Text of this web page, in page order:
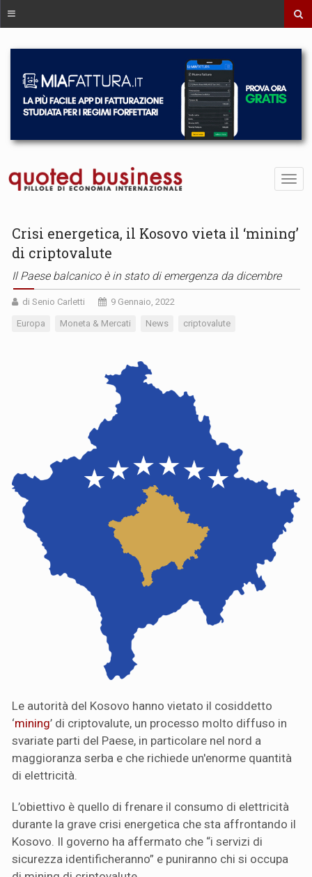
Crisi energetica, il Kosovo vieta il ‘mining’
di criptovalute
Il Paese balcanico è in stato di emergenza da dicembre
di Senio Carletti 9 Gennaio, 2022
Europa Moneta & Mercati News criptovalute
Le autorità del Kosovo hanno vietato il cosiddetto
‘mining’ di criptovalute, un processo molto diffuso in
svariate parti del Paese, in particolare nel nord a
maggioranza serba e che richiede un'enorme quantità
di elettricità.
L’obiettivo è quello di frenare il consumo di elettricità
durante la grave crisi energetica che sta affrontando il
Kosovo. Il governo ha affermato che “i servizi di
sicurezza identificheranno” e puniranno chi si occupa